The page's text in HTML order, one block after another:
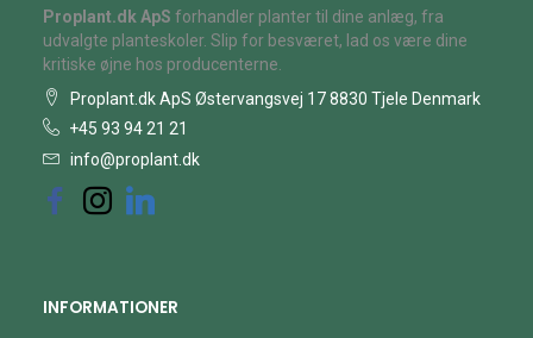
Proplant.dk ApS forhandler planter til dine anlæg, fra
udvalgte planteskoler. Slip for besværet, lad os være dine
kritiske øjne hos producenterne.
Proplant.dk ApS Østervangsvej 17 8830 Tjele Denmark
+45 93 94 21 21
info@proplant.dk
INFORMATIONER